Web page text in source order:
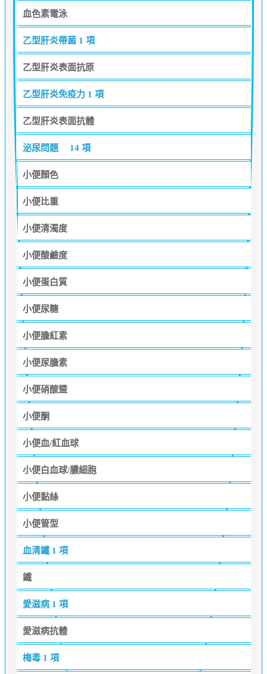
血色素電泳
乙型肝炎帶菌 1 項
乙型肝炎表面抗原
乙型肝炎免疫力 1 項
乙型肝炎表面抗體
泌尿問題 14 項
小便顏色
小便比重
小便清濁度
小便酸鹼度
小便蛋白質
小便尿糖
小便膽紅素
小便尿膽素
小便硝酸盬
小便酮
小便血/紅血球
小便白血球/膿細胞
小便黏絲
小便管型
血清鐵 1 項
鐵
愛滋病 1 項
愛滋病抗體
梅毒 1 項